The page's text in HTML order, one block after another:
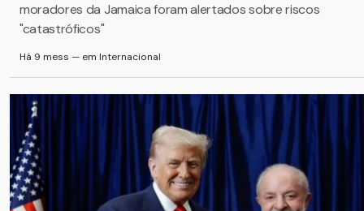
moradores da Jamaica foram alertados sobre riscos
"catastróficos"
Há 9 mess — em Internacional